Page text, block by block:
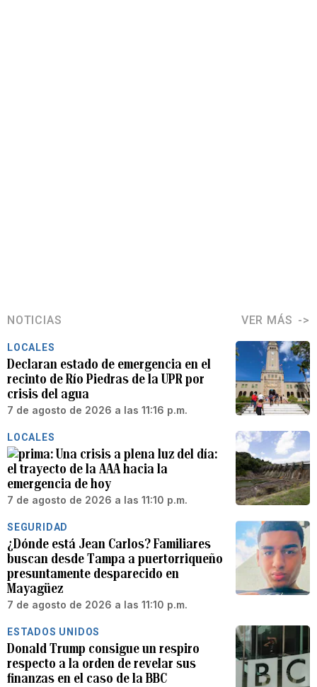
NOTICIAS VER MÁS
LOCALES
Declaran estado de emergencia en el
recinto de Río Piedras de la UPR por
crisis del agua
7 de agosto de 2026 a las 11:16 p.m.
LOCALES
Una crisis a plena luz del día:
el trayecto de la AAA hacia la
emergencia de hoy
7 de agosto de 2026 a las 11:10 p.m.
SEGURIDAD
¿Dónde está Jean Carlos? Familiares
buscan desde Tampa a puertorriqueño
presuntamente desparecido en
Mayagüez
7 de agosto de 2026 a las 11:10 p.m.
ESTADOS UNIDOS
Donald Trump consigue un respiro
respecto a la orden de revelar sus
finanzas en el caso de la BBC